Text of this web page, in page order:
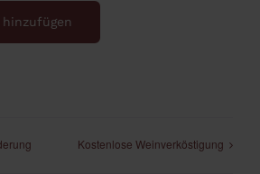
Kostenlose Weinverköstigung